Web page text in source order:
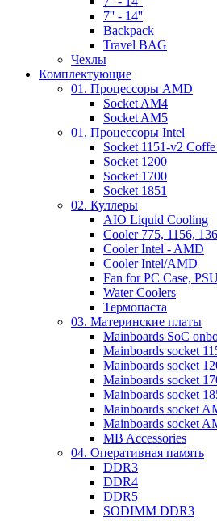
7'' - 14''
Backpack
Travel BAG
Чехлы
Комплектующие
01. Процессоры AMD
Socket AM4
Socket AM5
01. Процессоры Intel
Socket 1151-v2
Socket 1200
Socket 1700
Socket 1851
02. Куллеры
AIO Liquid Cooling
Cooler 775, 1156,
Cooler Intel - AMD
Cooler Intel/AMD
Fan for PC Case,
Water Coolers
Термопаста
03. Материнские платы
Mainboards SoC
Mainboards socket
Mainboards socket
Mainboards socket
Mainboards socket
Mainboards socket
Mainboards socket
MB Accessories
04. Оперативная память
DDR3
DDR4
DDR5
SODIMM DDR3